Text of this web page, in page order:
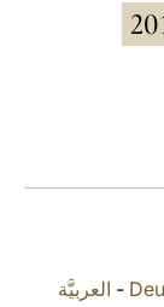
العربيَّة -